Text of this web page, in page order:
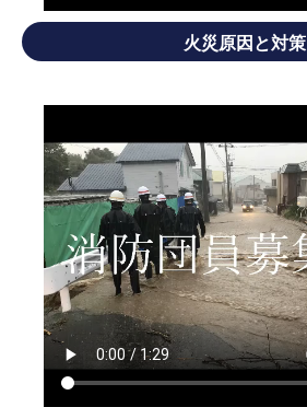
火災原因と対策